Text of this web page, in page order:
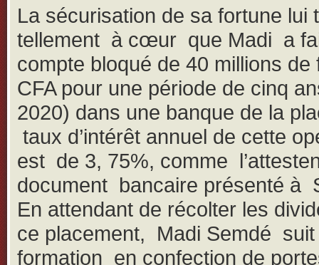
La sécurisation de sa fortune lui
tellement à cœur que Madi a
compte bloqué de 40 millions de
CFA pour une période de cinq
2020) dans une banque de la
taux d’intérêt annuel de cette
est de 3, 75%, comme
document bancaire présenté à
En attendant de récolter les
ce placement, Madi Semdé
formation en confection de